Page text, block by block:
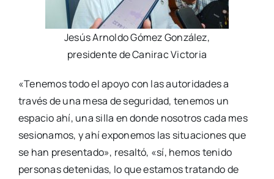
Jesús Arnoldo Gómez González,
presidente de Canirac Victoria
«Tenemos todo el apoyo con las autoridades a
través de una mesa de seguridad, tenemos un
espacio ahí, una silla en donde nosotros cada mes
sesionamos, y ahí exponemos las situaciones que
se han presentado», resaltó, «sí, hemos tenido
personas detenidas, lo que estamos tratando de